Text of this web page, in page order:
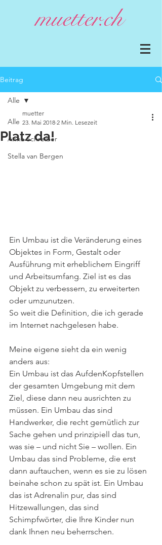
Beitrag
Alle
Anna Schreiber
Stella van Bergen
Alle
Platz da!
muetter
23. Mai 2018 2 Min. Lesezeit
Ein Umbau ist die Veränderung eines
Objektes in Form, Gestalt oder
Ausführung mit erheblichem Eingriff
und Arbeitsumfang. Ziel ist es das
Objekt zu verbessern, zu erweiterten
oder umzunutzen.
So weit die Definition, die ich gerade
im Internet nachgelesen habe.
Meine eigene sieht da ein wenig
anders aus:
Ein Umbau ist das AufdenKopfstellen
der gesamten Umgebung mit dem
Ziel, diese dann neu ausrichten zu
müssen. Ein Umbau das sind
Handwerker, die recht gemütlich zur
Sache gehen und prinzipiell das tun,
was sie – und nicht Sie – wollen. Ein
Umbau das sind Probleme, die erst
dann auftauchen, wenn es sie zu lösen
beinahe schon zu spät ist. Ein Umbau
das ist Adrenalin pur, das sind
Hitzewallungen, das sind
Schimpfwörter, die Ihre Kinder nun
dank Ihnen neu beherrschen.